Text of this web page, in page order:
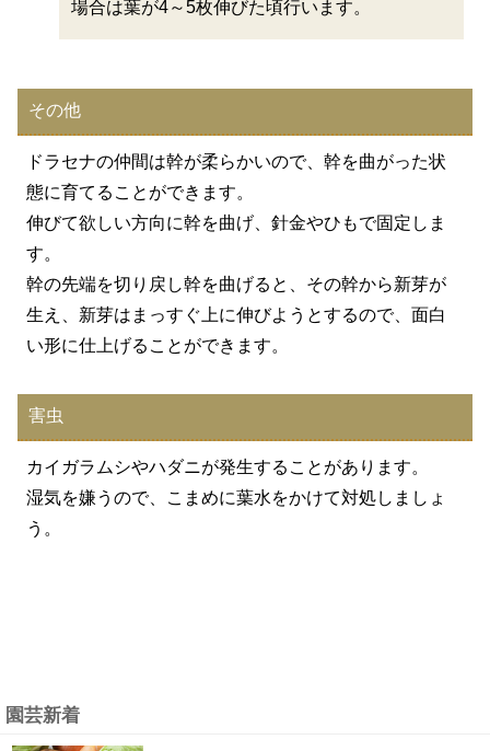
場合は葉が4～5枚伸びた頃行います。
その他
ドラセナの仲間は幹が柔らかいので、幹を曲がった状
態に育てることができます。
伸びて欲しい方向に幹を曲げ、針金やひもで固定しま
す。
幹の先端を切り戻し幹を曲げると、その幹から新芽が
生え、新芽はまっすぐ上に伸びようとするので、面白
い形に仕上げることができます。
害虫
カイガラムシやハダニが発生することがあります。
湿気を嫌うので、こまめに葉水をかけて対処しましょ
う。
園芸新着